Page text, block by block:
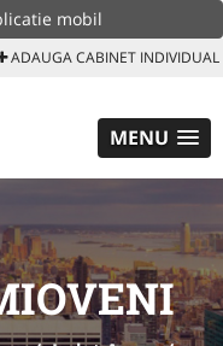
mobil
ADAUGA CABINET INDIVIDUAL
MENU